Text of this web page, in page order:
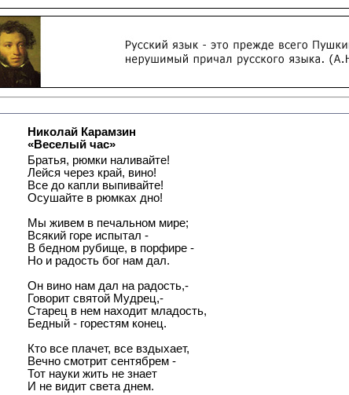
Николай Карамзин
«Веселый час»
Братья, рюмки наливайте!
Лейся через край, вино!
Все до капли выпивайте!
Осушайте в рюмках дно!
Мы живем в печальном мире;
Всякий горе испытал -
В бедном рубище, в порфире -
Но и радость бог нам дал.
Он вино нам дал на радость,-
Говорит святой Мудрец,-
Старец в нем находит младость,
Бедный - горестям конец.
Кто все плачет, все вздыхает,
Вечно смотрит сентябрем -
Тот науки жить не знает
И не видит света днем.